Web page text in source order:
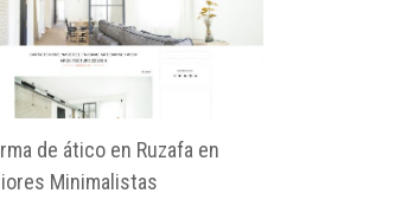
de ático en Ruzafa en
Minimalistas